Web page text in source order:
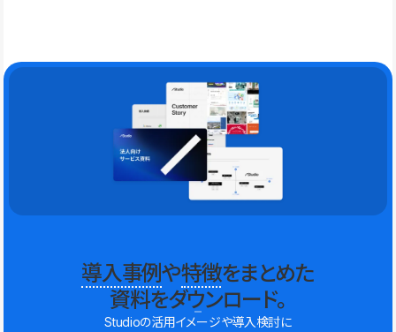
導入事例や特徴をまとめた
資料をダウンロード。
Studioの活用イメージや導入検討に